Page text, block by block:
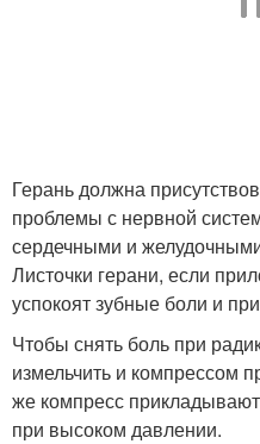
Герань должна
проблемы с нервной
сердечными и
Листочки герани, если
успокоят зубные боли и
Чтобы снять боль при
измельчить и компрессом
же компресс
при высоком давлении.